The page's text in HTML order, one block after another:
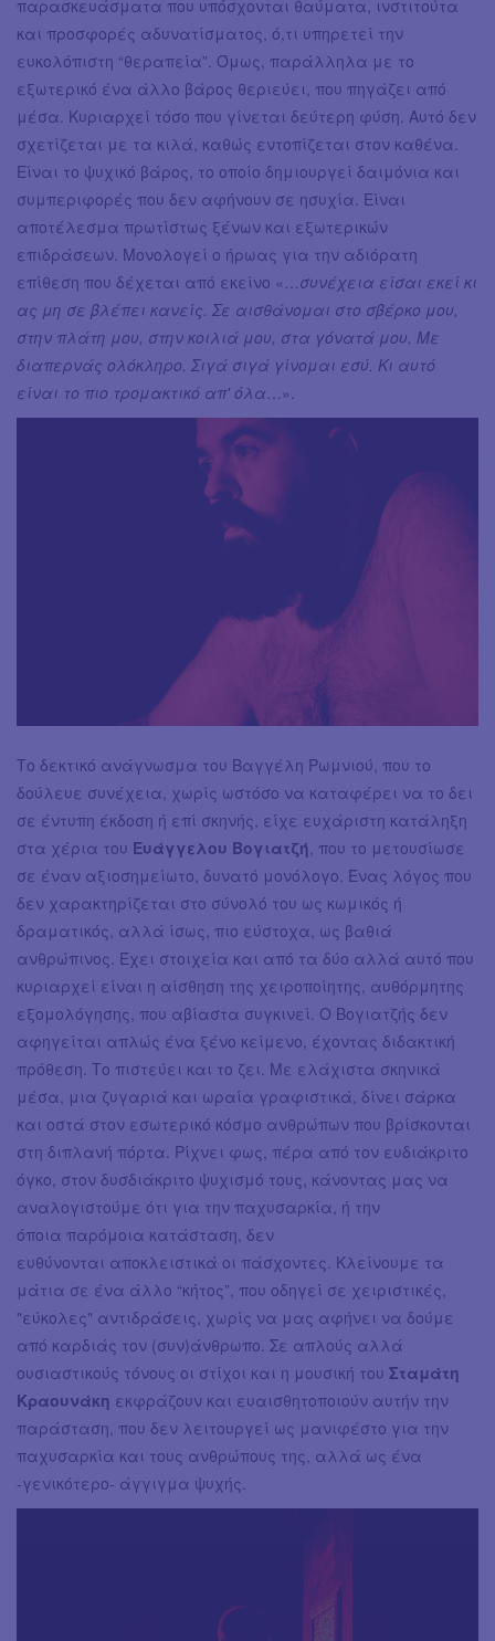
παρασκευάσματα που υπόσχονται θαύματα, ινστιτούτα
και προσφορές αδυνατίσματος, ό,τι υπηρετεί την
ευκολόπιστη “θεραπεία”. Όμως, παράλληλα με το
εξωτερικό ένα άλλο βάρος θεριεύει, που πηγάζει από
μέσα. Κυριαρχεί τόσο που γίνεται δεύτερη φύση. Αυτό δεν
σχετίζεται με τα κιλά, καθώς εντοπίζεται στον καθένα.
Είναι το ψυχικό βάρος, το οποίο δημιουργεί δαιμόνια και
συμπεριφορές που δεν αφήνουν σε ησυχία. Είναι
αποτέλεσμα πρωτίστως ξένων και εξωτερικών
επιδράσεων. Μονολογεί ο ήρωας για την αδιόρατη
επίθεση που δέχεται από εκείνο «… συνέχεια είσαι εκεί κι
ας μη σε βλέπει κανείς. Σε αισθάνομαι στο σβέρκο μου,
στην πλάτη μου, στην κοιλιά μου, στα γόνατά μου. Με
διαπερνάς ολόκληρο. Σιγά σιγά γίνομαι εσύ. Κι αυτό
είναι το πιο τρομακτικό απ' όλα …».
Το δεκτικό ανάγνωσμα του Βαγγέλη Ρωμνιού, που το
δούλευε συνέχεια, χωρίς ωστόσο να καταφέρει να το δει
σε έντυπη έκδοση ή επί σκηνής, είχε ευχάριστη κατάληξη
στα χέρια του Ευάγγελου Βογιατζή , που το μετουσίωσε
σε έναν αξιοσημείωτο, δυνατό μονόλογο. Ένας λόγος που
δεν χαρακτηρίζεται στο σύνολό του ως κωμικός ή
δραματικός, αλλά ίσως, πιο εύστοχα, ως βαθιά
ανθρώπινος. Έχει στοιχεία και από τα δύο αλλά αυτό που
κυριαρχεί είναι η αίσθηση της χειροποίητης, αυθόρμητης
εξομολόγησης, που αβίαστα συγκινεί. Ο Βογιατζής δεν
αφηγείται απλώς ένα ξένο κείμενο, έχοντας διδακτική
πρόθεση. Το πιστεύει και το ζει. Με ελάχιστα σκηνικά
μέσα, μια ζυγαριά και ωραία γραφιστικά, δίνει σάρκα
και οστά στον εσωτερικό κόσμο ανθρώπων που βρίσκονται
στη διπλανή πόρτα. Ρίχνει φως, πέρα από τον ευδιάκριτο
όγκο, στον δυσδιάκριτο ψυχισμό τους, κάνοντας μας να
αναλογιστούμε ότι για την παχυσαρκία, ή την
όποια παρόμοια κατάσταση, δεν
ευθύνονται αποκλειστικά οι πάσχοντες. Κλείνουμε τα
μάτια σε ένα άλλο “κήτος”, που οδηγεί σε χειριστικές,
"εύκολες" αντιδράσεις, χωρίς να μας αφήνει να δούμε
από καρδιάς τον (συν)άνθρωπο. Σε απλούς αλλά
ουσιαστικούς τόνους οι στίχοι και η μουσική του Σταμάτη
Κραουνάκη εκφράζουν και ευαισθητοποιούν αυτήν την
παράσταση, που δεν λειτουργεί ως μανιφέστο για την
παχυσαρκία και τους ανθρώπους της, αλλά ως ένα
-γενικότερο- άγγιγμα ψυχής.